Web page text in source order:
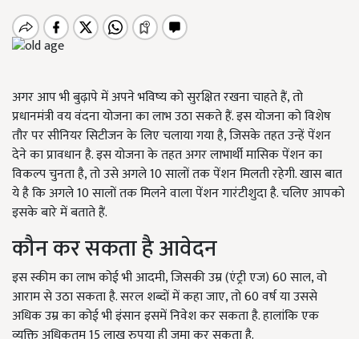
अगर आप भी बुढ़ापे में अपने भविष्य को सुरक्षित रखना चाहते हैं, तो
प्रधानमंत्री वय वंदना योजना का लाभ उठा सकते हैं. इस योजना को विशेष
तौर पर सीनियर सिटीजन के लिए चलाया गया है, जिसके तहत उन्हें पेंशन
देने का प्रावधान है. इस योजना के तहत अगर लाभार्थी मासिक पेंशन का
विकल्प चुनता है, तो उसे अगले 10 सालों तक पेंशन मिलती रहेगी. खास बात
ये है कि अगले 10 सालों तक मिलने वाला पेंशन गारंटीशुदा है. चलिए आपको
इसके बारे में बताते हैं.
कौन कर सकता है आवेदन
इस स्कीम का लाभ कोई भी आदमी, जिसकी उम्र (एंट्री एज) 60 साल, वो
आराम से उठा सकता है. सरल शब्दों में कहा जाए, तो 60 वर्ष या उससे
अधिक उम्र का कोई भी इंसान इसमें निवेश कर सकता है. हालांकि एक